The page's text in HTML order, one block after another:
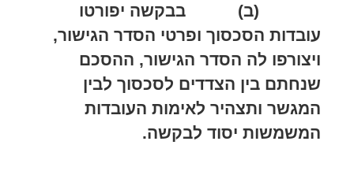
(ב) בבקשה יפורטו
עובדות הסכסוך ופרטי הסדר הגישור,
ויצורפו לה הסדר הגישור, ההסכם
שנחתם בין הצדדים לסכסוך לבין
המגשר ותצהיר לאימות העובדות
המשמשות יסוד לבקשה.